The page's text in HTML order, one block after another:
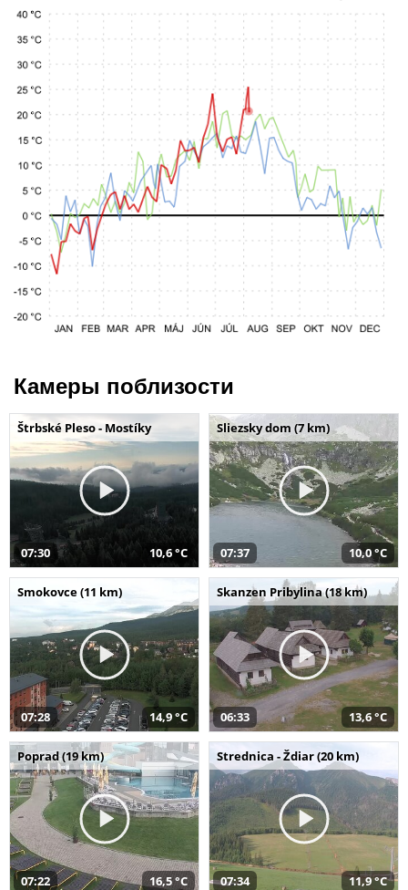
Камеры поблизости
Štrbské Pleso - Mostíky
07:30 10,6 °C
Sliezsky dom (7 km)
07:37 10,0 °C
Smokovce (11 km)
07:28 14,9 °C
Skanzen Pribylina (18 km)
06:33 13,6 °C
Poprad (19 km)
07:22 16,5 °C
Strednica - Ždiar (20 km)
07:34 11,9 °C